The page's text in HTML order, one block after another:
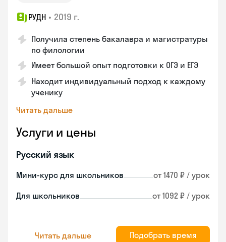
РУДН • 2019 г.
Получила степень бакалавра и магистратуры
по филологии
Имеет большой опыт подготовки к ОГЭ и ЕГЭ
Находит индивидуальный подход к каждому
ученику
Читать дальше
Услуги и цены
Русский язык
Мини-курс для школьников от 1470 ₽ / урок
Для школьников от 1092 ₽ / урок
Читать дальше Подобрать время